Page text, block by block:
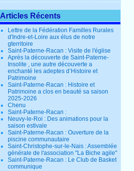
Articles Récents
Lettre de la Fédération Familles Rurales
d'Indre-et-Loire aux élus de notre
gterritoire
Saint-Paterne-Racan : Visite de l'église
Après la découverte de Saint-Paterne-
Insolite , une autre découverte a
enchanté les adeptes d’Histoire et
Patrimoine
Saint-Paterne-Racan : Histoire et
Patrimoine a clos en beauté sa saison
2025-2026
Chenu
Saint-Paterne-Racan :
Neuvy-le-Roi : Des animations pour la
saison estivale
Saint-Paterne-Racan : Ouverture de la
piscine communautaire
Saint-Christophe-sur-le-Nais : Assemblée
générale de l'association "La Biche agile"
Saint-Paterne-Racan : Le Club de Basket
communique